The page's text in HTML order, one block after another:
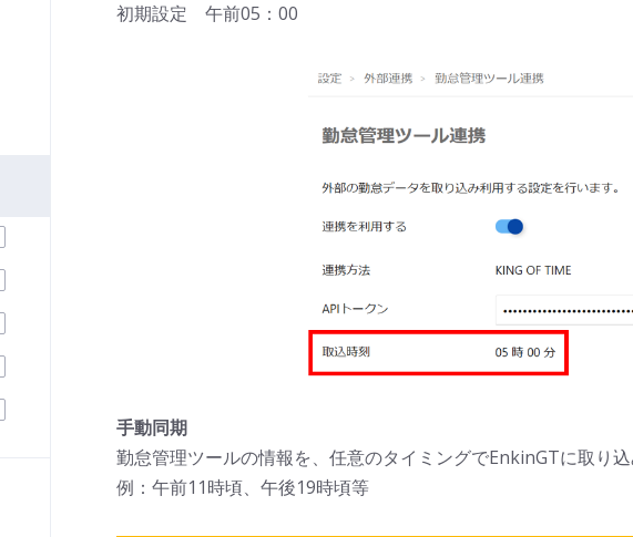
初期設定 午前05：00
手動同期
勤怠管理ツールの情報を、任意のタイミングでEnkinGTに取り込
例：午前11時頃、午後19時頃等